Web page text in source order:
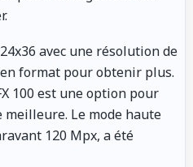
avec une résolution de
format pour obtenir plus.
100 est une option pour
Le mode haute
120 Mpx, a été